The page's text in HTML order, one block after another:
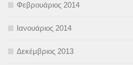
Φεβρουάριος 2014
Ιανουάριος 2014
Δεκέμβριος 2013